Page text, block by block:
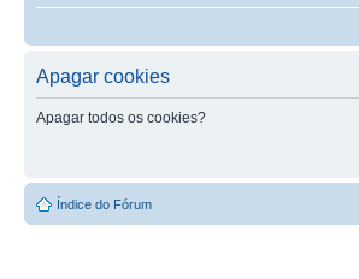
Apagar cookies
Apagar todos os cookies?
Índice do Fórum